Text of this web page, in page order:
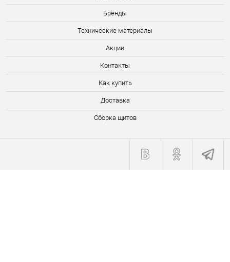
Бренды
Технические материалы
Акции
Контакты
Как купить
Доставка
Сборка щитов